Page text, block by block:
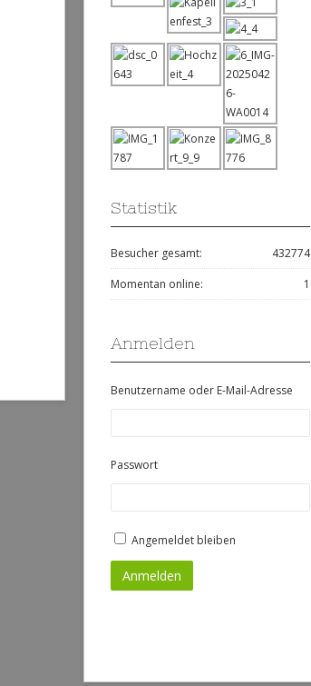
Statistik
432774
Besucher gesamt:
1
Momentan online:
Anmelden
Benutzername oder E-Mail-Adresse
Passwort
Angemeldet bleiben
Anmelden